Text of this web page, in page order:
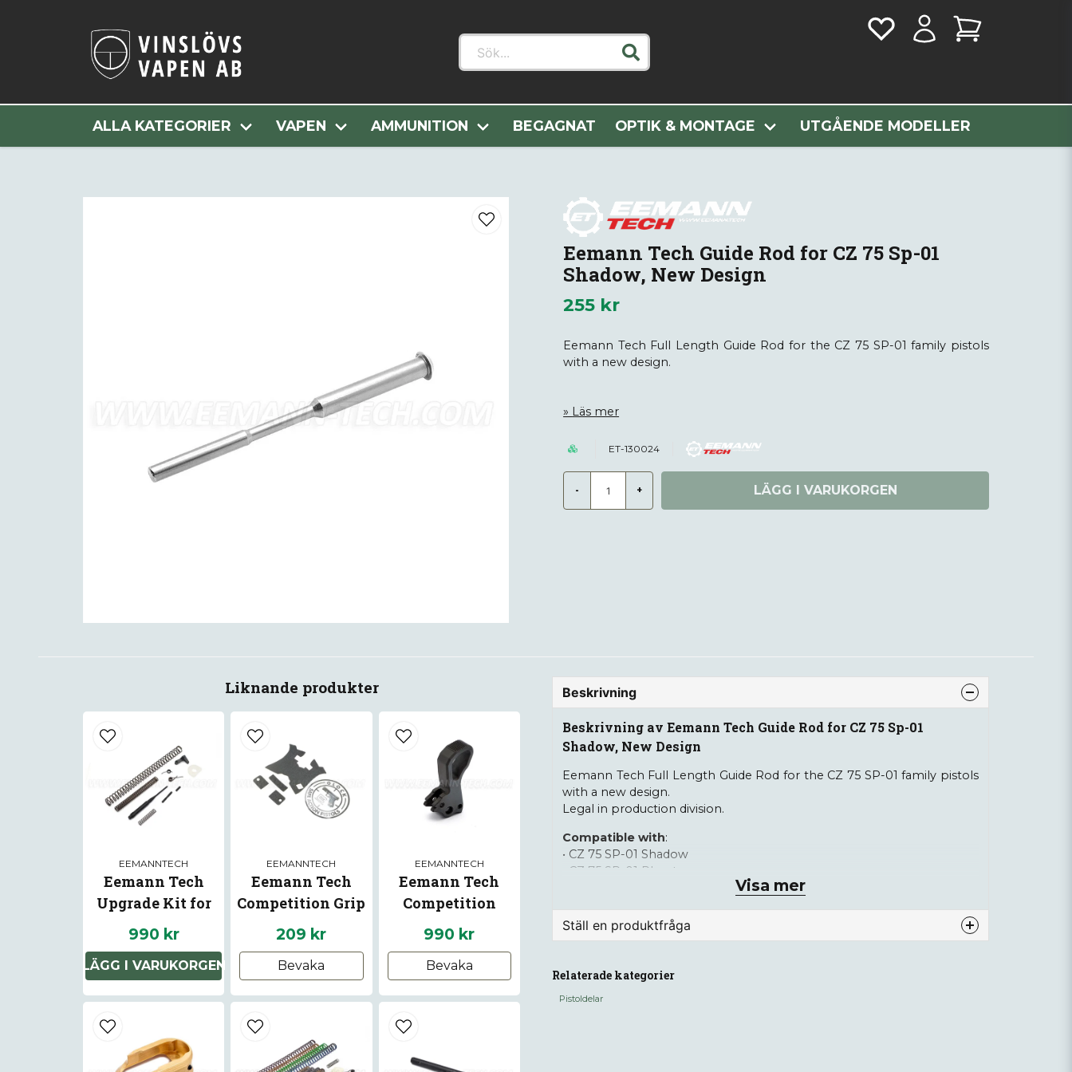
Sök...
ALLA KATEGORIER VAPEN AMMUNITION BEGAGNAT OPTIK & MONTAGE UTGÅENDE MODELLER
Hem Alla Kategorier Vapendelar Pistoldelar Eemann Tech Guide Rod for CZ 75 Sp-01 Shadow, New Design
Eemann Tech Guide Rod for CZ 75 Sp-01
Shadow, New Design
255 kr
Eemann Tech Full Length Guide Rod for the CZ 75 SP-01 family pistols
with a new design.
Läs mer
ET-130024
- + LÄGG I VARUKORGEN
Liknande produkter
EEMANNTECH
Eemann Tech
Upgrade Kit for
CZ Shadow 2
990 kr
LÄGG I VARUKORGEN
EEMANNTECH
Eemann Tech
Competition Grip
Tape for GLOCK17
GEN5
209 kr
Bevaka
EEMANNTECH
Eemann Tech
Competition
Hammer for CZ 75,
SA/DA
990 kr
Bevaka
Beskrivning
Beskrivning av Eemann Tech Guide Rod for CZ 75 Sp-01
Shadow, New Design
Eemann Tech Full Length Guide Rod for the CZ 75 SP-01 family pistols
with a new design.
Legal in production division.
Compatible with:
• CZ 75 SP-01 Shadow
• CZ 75 SP-01 Phantom
• CZ 75 SP-01
Material:Stainless Steel AISI304
Visa mer
Ställ en produktfråga
Fråga oss något om denna produkten...
Relaterade kategorier
Pistoldelar